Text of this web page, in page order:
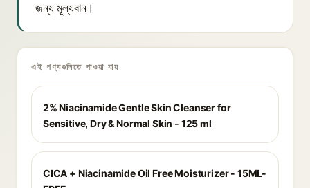
জন্য মূল্যবান।
এই পণ্যগুলিতে পাওয়া যায়
2% Niacinamide Gentle Skin Cleanser for
Sensitive, Dry & Normal Skin - 125 ml
CICA + Niacinamide Oil Free Moisturizer - 15ML-